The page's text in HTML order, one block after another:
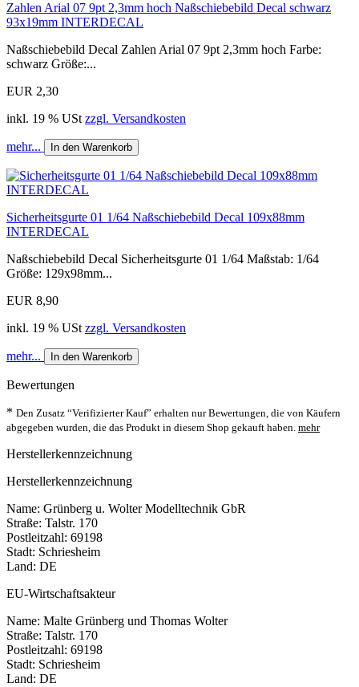
Zahlen Arial 07 9pt 2,3mm hoch Naßschiebebild Decal schwarz
93x19mm INTERDECAL
Naßschiebebild Decal Zahlen Arial 07 9pt 2,3mm hoch Farbe:
schwarz Größe:...
EUR 2,30
inkl. 19 % USt zzgl. Versandkosten
mehr... In den Warenkorb
Sicherheitsgurte 01 1/64 Naßschiebebild Decal 109x88mm
INTERDECAL
Naßschiebebild Decal Sicherheitsgurte 01 1/64 Maßstab: 1/64
Größe: 129x98mm...
EUR 8,90
inkl. 19 % USt zzgl. Versandkosten
mehr... In den Warenkorb
Bewertungen
* Den Zusatz “Verifizierter Kauf” erhalten nur Bewertungen, die von Käufern
abgegeben wurden, die das Produkt in diesem Shop gekauft haben. mehr
Herstellerkennzeichnung
Herstellerkennzeichnung
Name: Grünberg u. Wolter Modelltechnik GbR
Straße: Talstr. 170
Postleitzahl: 69198
Stadt: Schriesheim
Land: DE
EU-Wirtschaftsakteur
Name: Malte Grünberg und Thomas Wolter
Straße: Talstr. 170
Postleitzahl: 69198
Stadt: Schriesheim
Land: DE